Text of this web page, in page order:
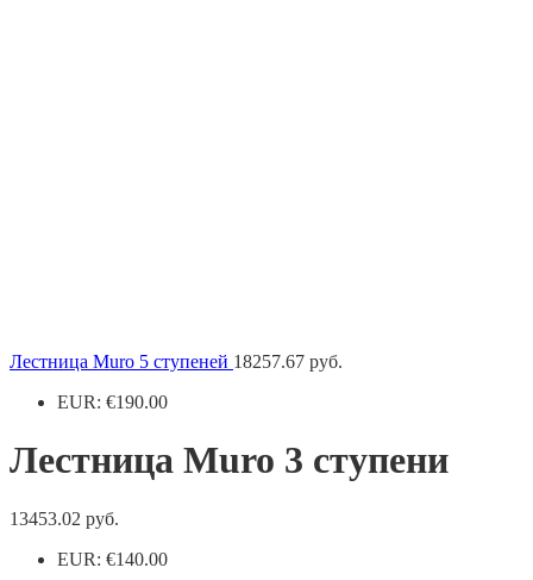
Лестница Muro 5 ступеней 18257.67 руб.
EUR: €190.00
Лестница Muro 3 ступени
13453.02 руб.
EUR: €140.00